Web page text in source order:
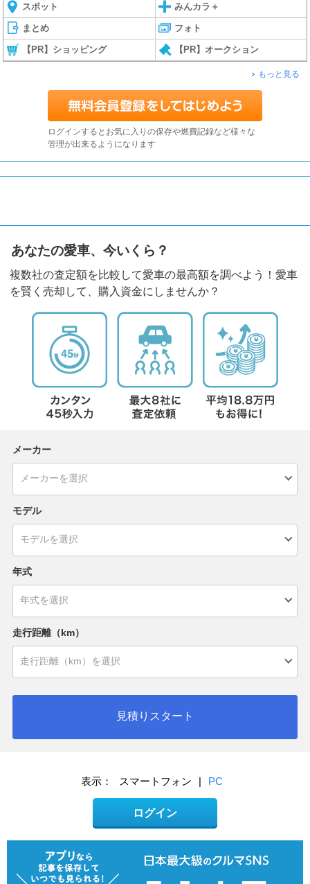
スポット みんカラ＋
まとめ フォト
【PR】ショッピング 【PR】オークション
もっと見る
ログインするとお気に入りの保存や燃費記録など様々な
管理が出来るようになります
あなたの愛車、今いくら？
複数社の査定額を比較して愛車の最高額を調べよう！愛車
を賢く売却して、購入資金にしませんか？
メーカー
モデル
年式
走行距離（km）
見積りスタート
表示： スマートフォン | PC
ログイン